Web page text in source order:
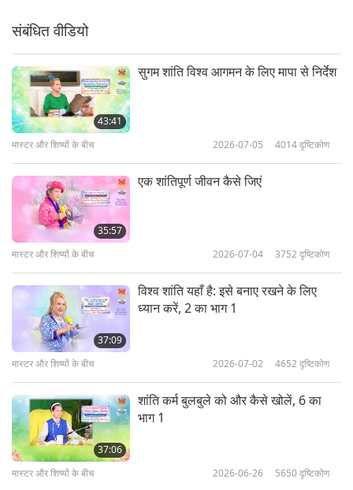
Later, it’ll be very cold, and you’ll feel very hungry.
We have so much space, yet you say it’s not
enough. Strange, how come four thousand
people look so many? How is it possible? They
even told me it’s less than four thousand people.
Why are there people everywhere?Previously,
when we still had the main meditation hall,
remember? (We remember.) It was very small,
but three or four thousand people could
squeeze in. Now that there’s no main hall,
why are there people everywhere? And you
tell me that there’re only four thousand
people.I don’t believe you; I don’t. Did anyone
sneak in? Anyone enter illegally? (No.) If you did,
go register quickly, (OK.) or you’ll be in big
trouble if I catch you.
Keep your eyes closed during meditation;
don’t open them.
Understand? (Understand.)
संबंधित वीडियो
43:41
सुगम शांति विश्व आगमन के लिए मापा से निर्देश
मास्टर और शिष्यों के बीच 2026-07-05 4014दृष्टिकोण
35:57
एक शांतिपूर्ण जीवन कैसे जिएं
मास्टर और शिष्यों के बीच 2026-07-04 3752 दृष्टिकोण
37:09
विश्व शांति यहाँ है: इसे बनाए रखने के लिए
ध्यान करें, 2 का भाग 1
मास्टर और शिष्यों के बीच 2026-07-02 4652 दृष्टिकोण
37:06
शांति कर्म बुलबुले को और कैसे खोलें, 6 का
भाग 1
मास्टर और शिष्यों के बीच 2026-06-26 5650दृष्टिकोण